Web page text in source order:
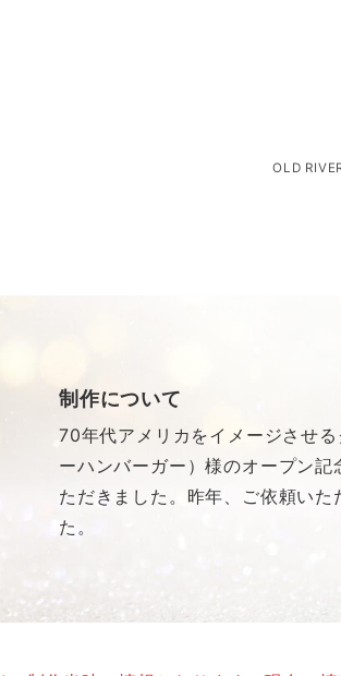
OLD
制作について
70年代アメリカをイメージさせ
ーハンバーガー）様のオープン
ただきました。昨年、ご依頼い
た。